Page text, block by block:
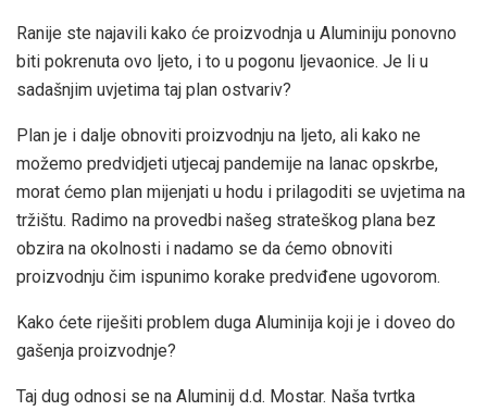
Ranije ste najavili kako će proizvodnja u Aluminiju ponovno
biti pokrenuta ovo ljeto, i to u pogonu ljevaonice. Je li u
sadašnjim uvjetima taj plan ostvariv?
Plan je i dalje obnoviti proizvodnju na ljeto, ali kako ne
možemo predvidjeti utjecaj pandemije na lanac opskrbe,
morat ćemo plan mijenjati u hodu i prilagoditi se uvjetima na
tržištu. Radimo na provedbi našeg strateškog plana bez
obzira na okolnosti i nadamo se da ćemo obnoviti
proizvodnju čim ispunimo korake predviđene ugovorom.
Kako ćete riješiti problem duga Aluminija koji je i doveo do
gašenja proizvodnje?
Taj dug odnosi se na Aluminij d.d. Mostar. Naša tvrtka